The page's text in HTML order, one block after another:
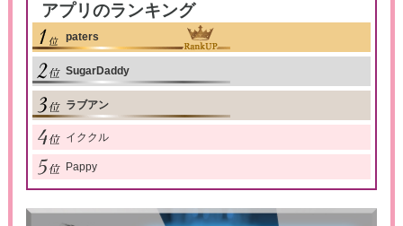
アプリのランキング
paters
SugarDaddy
ラブアン
イククル
Pappy